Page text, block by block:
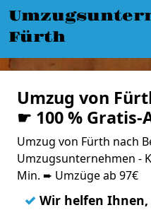
Fürth
Umzug von
☛ 100 % Gratis-
Umzug von Fürth nach
Umzugsunternehmen -
Min. ➨ Umzüge ab 97€
✓ Wir helfen